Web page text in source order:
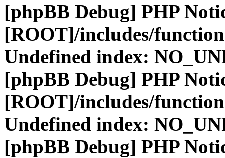
[phpBB Debug] PHP
[ROOT]/includes/
Undefined index:
[phpBB Debug] PHP
[ROOT]/includes/
Undefined index:
[phpBB Debug] PHP